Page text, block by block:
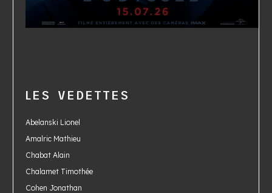
LES VEDETTES
Abelanski Lionel
Amalric Mathieu
Chabat Alain
Chalamet Timothée
Cohen Jonathan